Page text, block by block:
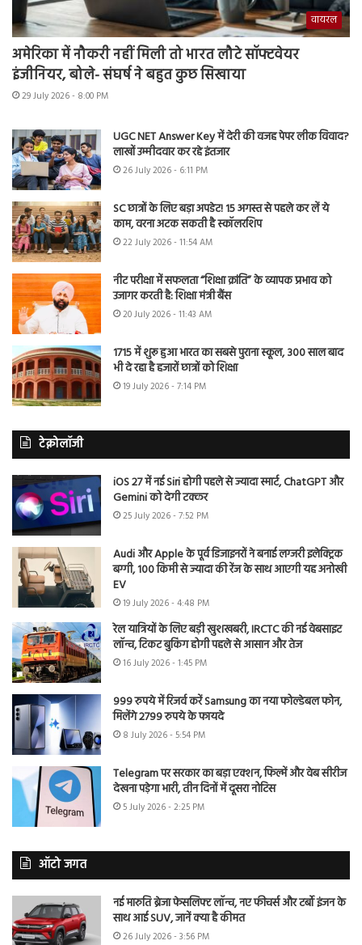
वायरल
अमेरिका में नौकरी नहीं मिली तो भारत लौटे सॉफ्टवेयर
इंजीनियर, बोले- संघर्ष ने बहुत कुछ सिखाया
29 July 2026 - 8:00 PM
UGC NET Answer Key में देरी की वजह पेपर लीक विवाद?
लाखों उम्मीदवार कर रहे इंतजार
26 July 2026 - 6:11 PM
SC छात्रों के लिए बड़ा अपडेट! 15 अगस्त से पहले कर लें ये
काम, वरना अटक सकती है स्कॉलरशिप
22 July 2026 - 11:54 AM
नीट परीक्षा में सफलता “शिक्षा क्रांति” के व्यापक प्रभाव को
उजागर करती है: शिक्षा मंत्री बैंस
20 July 2026 - 11:43 AM
1715 में शुरू हुआ भारत का सबसे पुराना स्कूल, 300 साल बाद
भी दे रहा है हजारों छात्रों को शिक्षा
19 July 2026 - 7:14 PM
टेक्नोलॉजी
iOS 27 में नई Siri होगी पहले से ज्यादा स्मार्ट, ChatGPT और
Gemini को देगी टक्कर
25 July 2026 - 7:52 PM
Audi और Apple के पूर्व डिजाइनरों ने बनाई लग्जरी इलेक्ट्रिक
बग्गी, 100 किमी से ज्यादा की रेंज के साथ आएगी यह अनोखी
EV
19 July 2026 - 4:48 PM
रेल यात्रियों के लिए बड़ी खुशखबरी, IRCTC की नई वेबसाइट
लॉन्च, टिकट बुकिंग होगी पहले से आसान और तेज
16 July 2026 - 1:45 PM
999 रुपये में रिजर्व करें Samsung का नया फोल्डेबल फोन,
मिलेंगे 2799 रुपये के फायदे
8 July 2026 - 5:54 PM
Telegram पर सरकार का बड़ा एक्शन, फिल्में और वेब सीरीज
देखना पड़ेगा भारी, तीन दिनों में दूसरा नोटिस
5 July 2026 - 2:25 PM
ऑटो जगत
नई मारुति ब्रेजा फेसलिफ्ट लॉन्च, नए फीचर्स और टर्बो इंजन के
साथ आई SUV, जानें क्या है कीमत
26 July 2026 - 3:56 PM